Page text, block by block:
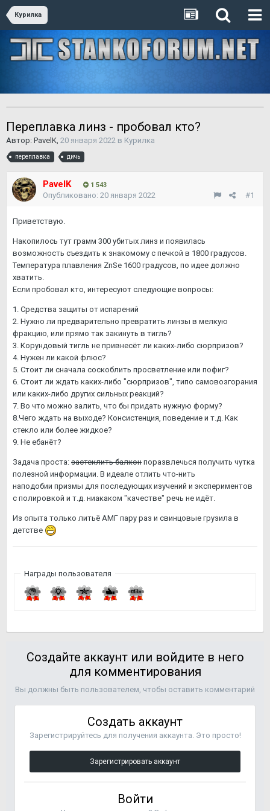
Курилка
Переплавка линз - пробовал кто?
Автор: PavelK, 20 января 2022 в Курилка
переплавка дичь
PavelK 1 543
#1
Опубликовано: 20 января 2022
Приветствую.
Накопилось тут грамм 300 убитых линз и появилась
возможность съездить к знакомому с печкой в 1800 градусов.
Температура плавления ZnSe 1600 градусов, по идее должно
хватить.
Если пробовал кто, интересуют следующие вопросы:
1. Средства защиты от испарений
2. Нужно ли предварительно превратить линзы в мелкую
фракцию, или прямо так закинуть в тигль?
3. Корундовый тигль не привнесёт ли каких-либо сюрпризов?
4. Нужен ли какой флюс?
5. Стоит ли сначала соскоблить просветление или пофиг?
6. Стоит ли ждать каких-либо "сюрпризов", типо самовозгорания
или каких-либо других сильных реакций?
7. Во что можно залить, что бы придать нужную форму?
8.Чего ждать на выходе? Консистенция, поведение и т.д. Как
стекло или более жидкое?
9. Не ебанёт?
Задача проста: застеклить балкон поразвлечься получить чутка
полезной информации. В идеале отлить что-нить
наподобии призмы для последующих изучений и экспериментов
с полировкой и т.д. ниакаком "качестве" речь не идёт.
Из опыта только литьё АМГ пару раз и свинцовые грузила в
детстве
Награды пользователя
Создайте аккаунт или войдите в него
для комментирования
Вы должны быть пользователем, чтобы оставить комментарий
Создать аккаунт
Зарегистрируйтесь для получения аккаунта. Это просто!
Зарегистрировать аккаунт
Войти